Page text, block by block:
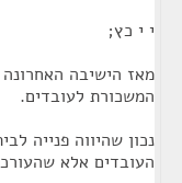
י י כץ;
מאז הישיבה
המשכורת לעובדים.
נכון שהיווה פנייה
העובדים אלא